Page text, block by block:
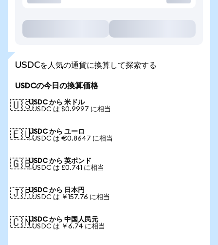
USDCを人気の通貨に換算して探索する
USDCの今日の換算価格
🇺🇸USDC から 米ドル
1 USDC は $0.9997 に相当
🇪🇺USDC から ユーロ
1 USDC は €0.8647 に相当
🇬🇧USDC から 英ポンド
1 USDC は £0.741 に相当
🇯🇵USDC から 日本円
1 USDC は ￥157.76 に相当
🇨🇳USDC から 中国人民元
1 USDC は ￥6.74 に相当